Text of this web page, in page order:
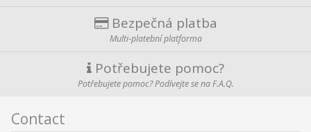
Bezpečná platba
Multi-platební platforma
Potřebujete pomoc?
Potřebujete pomoc? Podívejte se na F.A.Q.
Contact